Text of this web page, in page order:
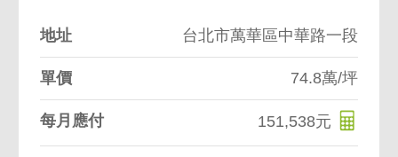
地址 台北市萬華區中華路一段
單價 74.8萬/坪
每月應付 151,538元